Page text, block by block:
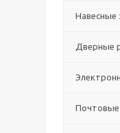
Навесные
Дверные
Почтовые